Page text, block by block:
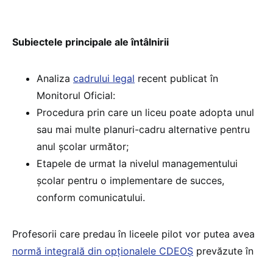
Subiectele principale ale întâlnirii
Analiza cadrului legal recent publicat în
Monitorul Oficial:
Procedura prin care un liceu poate adopta unul
sau mai multe planuri-cadru alternative pentru
anul școlar următor;
Etapele de urmat la nivelul managementului
școlar pentru o implementare de succes,
conform comunicatului.
Profesorii care predau în liceele pilot vor putea avea
normă integrală din opționalele CDEOȘ prevăzute în